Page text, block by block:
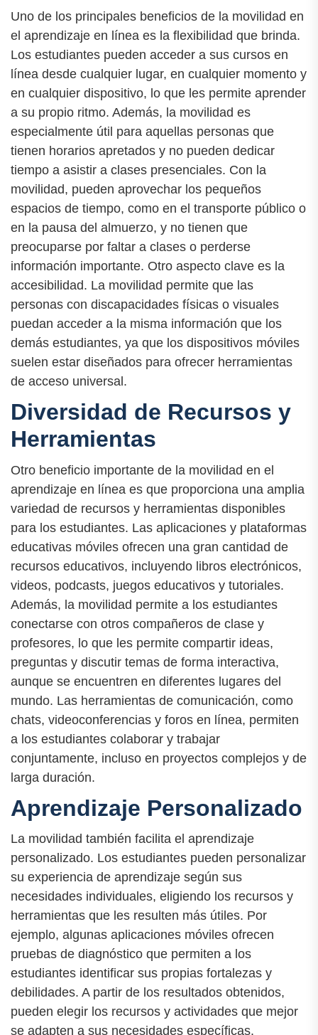
Uno de los principales beneficios de la movilidad en
el aprendizaje en línea es la flexibilidad que brinda.
Los estudiantes pueden acceder a sus cursos en
línea desde cualquier lugar, en cualquier momento y
en cualquier dispositivo, lo que les permite aprender
a su propio ritmo. Además, la movilidad es
especialmente útil para aquellas personas que
tienen horarios apretados y no pueden dedicar
tiempo a asistir a clases presenciales. Con la
movilidad, pueden aprovechar los pequeños
espacios de tiempo, como en el transporte público o
en la pausa del almuerzo, y no tienen que
preocuparse por faltar a clases o perderse
información importante. Otro aspecto clave es la
accesibilidad. La movilidad permite que las
personas con discapacidades físicas o visuales
puedan acceder a la misma información que los
demás estudiantes, ya que los dispositivos móviles
suelen estar diseñados para ofrecer herramientas
de acceso universal.
Diversidad de Recursos y
Herramientas
Otro beneficio importante de la movilidad en el
aprendizaje en línea es que proporciona una amplia
variedad de recursos y herramientas disponibles
para los estudiantes. Las aplicaciones y plataformas
educativas móviles ofrecen una gran cantidad de
recursos educativos, incluyendo libros electrónicos,
videos, podcasts, juegos educativos y tutoriales.
Además, la movilidad permite a los estudiantes
conectarse con otros compañeros de clase y
profesores, lo que les permite compartir ideas,
preguntas y discutir temas de forma interactiva,
aunque se encuentren en diferentes lugares del
mundo. Las herramientas de comunicación, como
chats, videoconferencias y foros en línea, permiten
a los estudiantes colaborar y trabajar
conjuntamente, incluso en proyectos complejos y de
larga duración.
Aprendizaje Personalizado
La movilidad también facilita el aprendizaje
personalizado. Los estudiantes pueden personalizar
su experiencia de aprendizaje según sus
necesidades individuales, eligiendo los recursos y
herramientas que les resulten más útiles. Por
ejemplo, algunas aplicaciones móviles ofrecen
pruebas de diagnóstico que permiten a los
estudiantes identificar sus propias fortalezas y
debilidades. A partir de los resultados obtenidos,
pueden elegir los recursos y actividades que mejor
se adapten a sus necesidades específicas.